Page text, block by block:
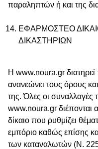
παραληπτών ή και της
ΕΦΑΡΜΟΣΤΕΟ
ΔΙΚΑΣΤΗΡΙΩΝ
Η www.noura.gr διατηρεί
ανανεώνει τους όρους
της. Όλες οι συναλλαγές
www.noura.gr διέπονται
δίκαιο που ρυθμίζει
εμπόριο καθώς επίσης
των καταναλωτών (Ν.